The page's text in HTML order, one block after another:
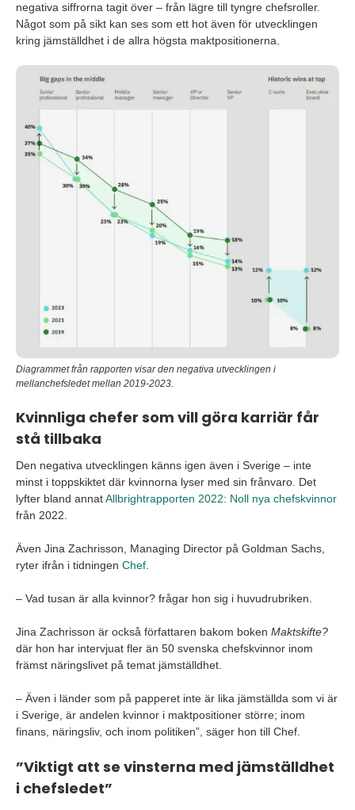
negativa siffrorna tagit över – från lägre till tyngre chefsroller.
Något som på sikt kan ses som ett hot även för utvecklingen
kring jämställdhet i de allra högsta maktpositionerna.
Diagrammet från rapporten visar den negativa utvecklingen i
mellanchefsledet mellan 2019-2023.
Kvinnliga chefer som vill göra karriär får
stå tillbaka
Den negativa utvecklingen känns igen även i Sverige – inte
minst i toppskiktet där kvinnorna lyser med sin frånvaro. Det
lyfter bland annatAllbrightrapporten 2022: Noll nya chefskvinnor
från 2022.
Även Jina Zachrisson, Managing Director på Goldman Sachs,
ryter ifrån i tidningen Chef.
– Vad tusan är alla kvinnor? frågar hon sig i huvudrubriken.
Jina Zachrisson är också författaren bakom boken Maktskifte?
där hon har intervjuat fler än 50 svenska chefskvinnor inom
främst näringslivet på temat jämställdhet.
– Även i länder som på papperet inte är lika jämställda som vi är
i Sverige, är andelen kvinnor i maktpositioner större; inom
finans, näringsliv, och inom politiken”, säger hon till Chef.
”Viktigt att se vinsterna med jämställdhet
i chefsledet”